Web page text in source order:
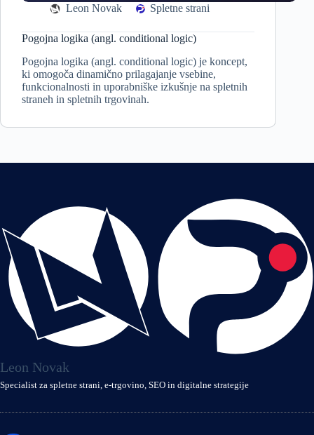
Leon Novak Spletne strani
Pogojna logika (angl. conditional logic)
Pogojna logika (angl. conditional logic) je koncept,
ki omogoča dinamično prilagajanje vsebine,
funkcionalnosti in uporabniške izkušnje na spletnih
straneh in spletnih trgovinah.
Leon Novak
Specialist za spletne strani, e‑trgovino, SEO in digitalne strategije